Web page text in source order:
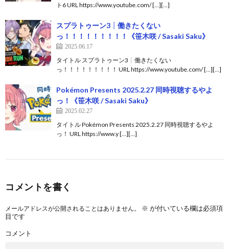
ト6 URL https://www.youtube.com/ […][…]
スプラトゥーン3┊︎働きたくない
っ！！！！！！！！！《笹木咲 / Sasaki Saku》
2025.06.17
タイトル スプラトゥーン3┊︎働きたくない
っ！！！！！！！！！ URL https://www.youtube.com/ […][…]
Pokémon Presents 2025.2.27 同時視聴するやよ
っ！《笹木咲 / Sasaki Saku》
2025.02.27
タイトル Pokémon Presents 2025.2.27 同時視聴するやよ
っ！ URL https://www.y […][…]
コメントを書く
メールアドレスが公開されることはありません。 ※ が付いている欄は必須項
目です
コメント